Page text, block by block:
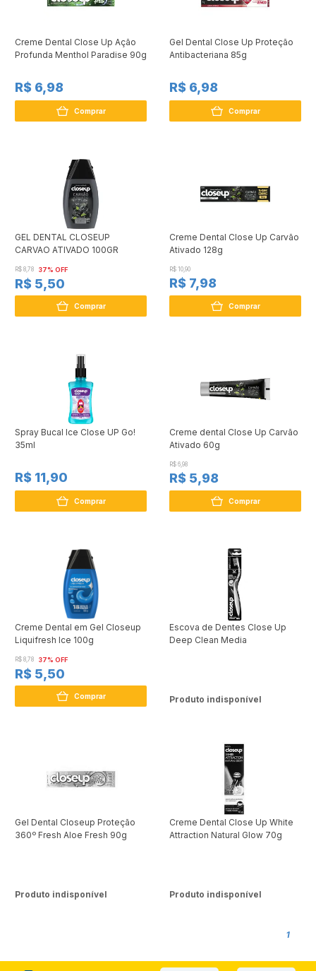
Creme Dental Close Up Ação
Profunda Menthol Paradise 90g
R$ 6,98
Comprar
Gel Dental Close Up Proteção
Antibacteriana 85g
R$ 6,98
Comprar
GEL DENTAL CLOSEUP
CARVAO ATIVADO 100GR
R$ 8,78 37% OFF
R$ 5,50
Comprar
Creme Dental Close Up Carvão
Ativado 128g
R$ 10,90
R$ 7,98
Comprar
Spray Bucal Ice Close UP Go!
35ml
R$ 11,90
Comprar
Creme dental Close Up Carvão
Ativado 60g
R$ 6,98
R$ 5,98
Comprar
Creme Dental em Gel Closeup
Liquifresh Ice 100g
R$ 8,78 37% OFF
R$ 5,50
Comprar
Escova de Dentes Close Up
Deep Clean Media
Produto indisponível
Gel Dental Closeup Proteção
360º Fresh Aloe Fresh 90g
Produto indisponível
Creme Dental Close Up White
Attraction Natural Glow 70g
Produto indisponível
1